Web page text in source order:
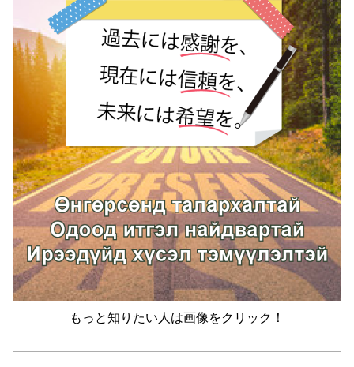
もっと知りたい人は画像をクリック！